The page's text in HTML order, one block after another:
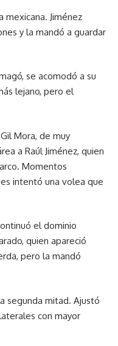
mexicana. Jiménez
y la mandó a guardar
se acomodó a su
lejano, pero el
Mora, de muy
a Raúl Jiménez, quien
Momentos
intentó una volea que
el dominio
quien apareció
pero la mandó
segunda mitad. Ajustó
con mayor